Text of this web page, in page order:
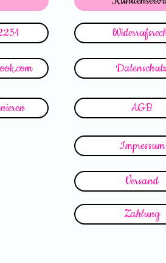
AGB
Impressum
Versand
Zahlung